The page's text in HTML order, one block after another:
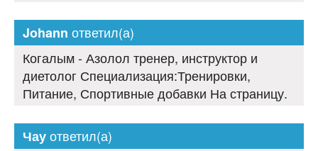
Johann ответил(а)
Когалым - Азолол тренер, инструктор и
диетолог Специализация:Тренировки,
Питание, Спортивные добавки На страницу.
Чауответил(а)